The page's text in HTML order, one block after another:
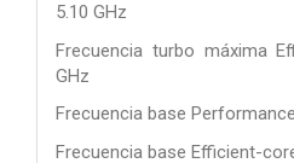
5.10 GHz
Frecuencia turbo máxima
GHz
Frecuencia base
Frecuencia base Efficient-